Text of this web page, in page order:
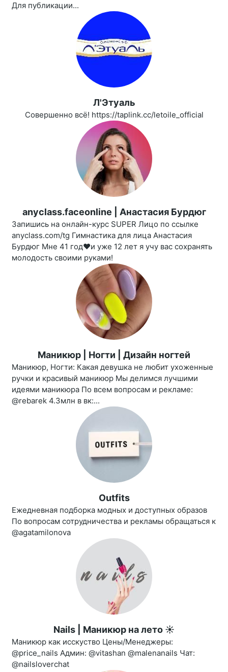
Для публикации...
Л'Этуаль
Совершенно всё! https://taplink.cc/letoile_official
anyclass.faceonline | Анастасия Бурдюг
Запишись на онлайн-курс SUPER Лицо по ссылке
anyclass.com/tg Гимнастика для лица Анастасия
Бурдюг Мне 41 год❤️и уже 12 лет я учу вас сохранять
молодость своими руками!
Маникюр | Ногти | Дизайн ногтей
Маникюр, Ногти: Какая девушка не любит ухоженные
ручки и красивый маникюр Мы делимся лучшими
идеями маникюра По всем вопросам и рекламе:
@rebarek 4.3млн в вк:...
Outfits
Ежедневная подборка модных и доступных образов
По вопросам сотрудничества и рекламы обращаться к
@agatamilonova
Nails | Маникюр на лето ☀️
Маникюр как исскуство Цены/Менеджеры:
@price_nails Админ: @vitashan @malenanails Чат:
@nailsloverchat